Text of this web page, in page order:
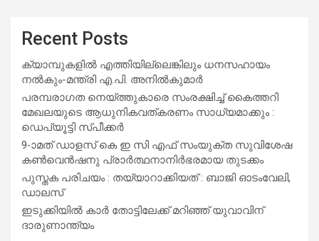
Recent Posts
ക്യാമ്പുകളിൽ എത്തിയില്ലെങ്കിലും ധനസഹായം
നൽകും-മന്ത്രി എ.പി. അനിൽകുമാർ
പരമ്പരാഗത നെയ്ത്തുകാരെ സംരക്ഷിച്ച് കൈത്തറി
മേഖലയുടെ ആധുനികവത്കരണം സാധ്യമാക്കും :
ഡെപ്യൂട്ടി സ്പീക്കർ
9-ാമത് ഡാളസ് കെ ഇ സി എഫ് സംയുക്ത സുവിശേഷ
കൺവെൻഷനു പ്രാർത്ഥനാനിർഭരമായ തുടക്കം
പുസ്തക പരിചയം : തയ്യാറാക്കിയത് : ബാജി ഓടംവേലി,
ഡാലസ്
ഇടുക്കിയിൽ കാർ തോട്ടിലേക്ക് മറിഞ്ഞ് യുവാവിന്
ദാരുണാന്ത്യം